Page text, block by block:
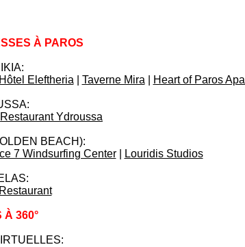
À PAROS
Hôtel Eleftheria Taverne Mira Heart of Paros
Restaurant Ydroussa
BEACH):
7 Windsurfing Center| Louridis Studios
À 360°